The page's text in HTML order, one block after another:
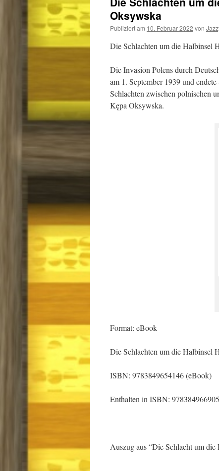
Oksywska
Publiziert am 10. Februar 2022 von
Die Schlachten um die Halbinsel
Die Invasion Polens durch
am 1. September 1939 und
Schlachten zwischen polnischen
Kępa Oksywska.
Format: eBook
Die Schlachten um die Halbinsel
ISBN: 9783849654146 (eBook)
Enthalten in ISBN:
Auszug aus “Die Schlacht um die